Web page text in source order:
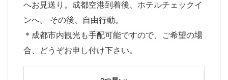
へお見送り。成都空港到着後、ホテルチェックイ
ンへ。 その後、自由行動。
＊成都市内観光も手配可能ですので、ご希望の場
合、どうぞお申し付け下さい。